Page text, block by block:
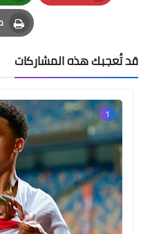
Pinterest
قد تُعجبك هذه المشاركات
1